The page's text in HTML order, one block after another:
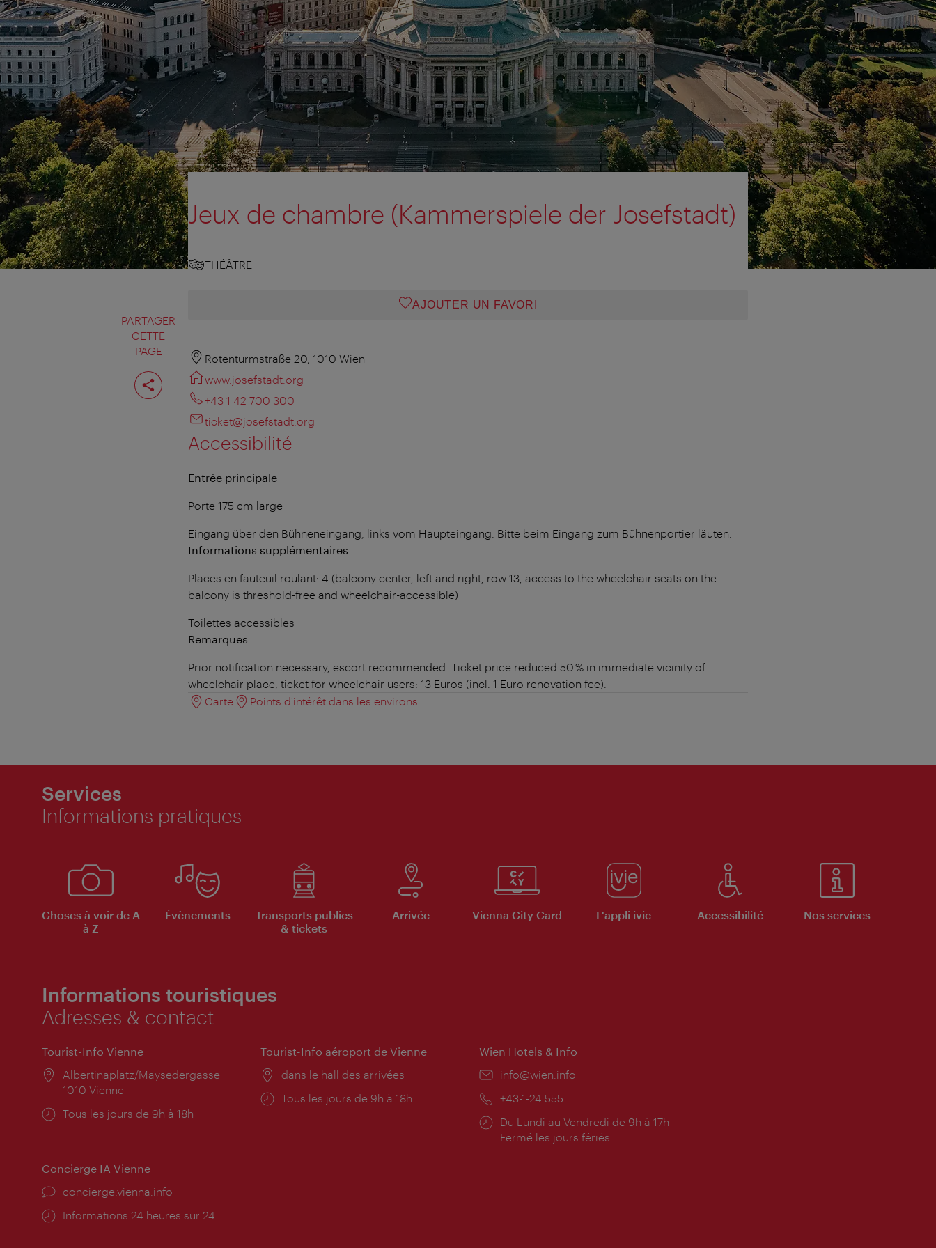
PARTAGER
CETTE
PAGE
Partager
cette
page
Jeux de chambre (Kammerspiele der Josefstadt)
THÉÂTRE
AJOUTER UN FAVORI
Rotenturmstraße 20, 1010 Wien
www.josefstadt.org
+43 1 42 700 300
ticket@josefstadt.org
Accessibilité
Entrée principale
Porte 175 cm large
Eingang über den Bühneneingang, links vom Haupteingang. Bitte beim Eingang zum Bühnenportier läuten.
Informations supplémentaires
Places en fauteuil roulant: 4 (balcony center, left and right, row 13, access to the wheelchair seats on the
balcony is threshold-free and wheelchair-accessible)
Toilettes accessibles
Remarques
Prior notification necessary, escort recommended. Ticket price reduced 50 % in immediate vicinity of
wheelchair place, ticket for wheelchair users: 13 Euros (incl. 1 Euro renovation fee).
Carte
Points d'intérêt dans les environs
Services
Informations pratiques
Choses à voir de A
à Z
Évènements
Transports publics
& tickets
Arrivée Vienna City Card L'appli ivie Accessibilité Nos services
Informations touristiques
Adresses & contact
Tourist-Info Vienne
Lieu:
Albertinaplatz/Maysedergasse
1010 Vienne
Horaires
Tous les jours de 9h à 18h
Tourist-Info aéroport de Vienne
Lieu:
dans le hall des arrivées
Horaires
Tous les jours de 9h à 18h
Wien Hotels & Info
E-
info@wien.info
Téléphone:
+43-1-24 555
Horaires
d'ouverture:
Du Lundi au Vendredi de 9h à 17h
Fermé les jours fériés
Concierge IA Vienne
Ort:
concierge.vienna.info
Öffnungszeiten:
Informations 24 heures sur 24